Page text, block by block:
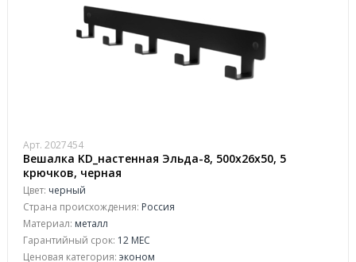
Арт. 2027454
Вешалка KD_настенная Эльда-8, 500х26х50, 5
крючков, черная
Цвет: черный
Страна происхождения: Россия
Материал: металл
Гарантийный срок: 12 МЕС
Ценовая категория: эконом